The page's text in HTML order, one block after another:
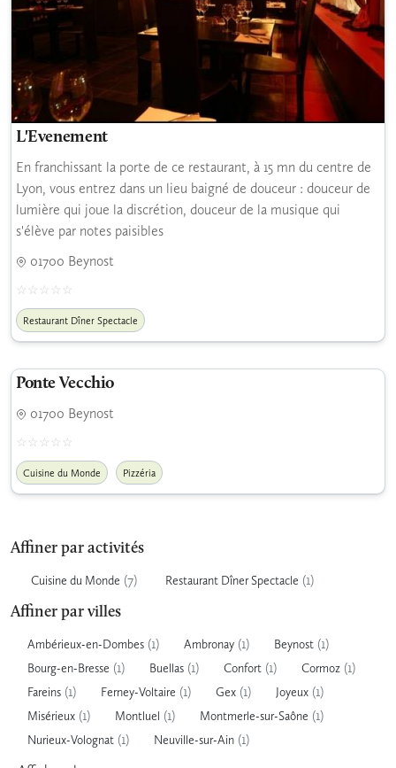
Affiner par activités
Cuisine du Monde (7) Restaurant Dîner Spectacle (1)
Affiner par villes
Ambérieux-en-Dombes (1) Ambronay (1) Beynost (1)
Bourg-en-Bresse (1) Buellas (1) Confort (1) Cormoz (1)
Fareins (1) Ferney-Voltaire (1) Gex (1) Joyeux (1)
Misérieux (1) Montluel (1) Montmerle-sur-Saône (1)
Nurieux-Volognat (1) Neuville-sur-Ain (1)
L'Evenement
En franchissant la porte de ce restaurant, à 15 mn du centre de
Lyon, vous entrez dans un lieu baigné de douceur : douceur de
lumière qui joue la discrétion, douceur de la musique qui
s'élève par notes paisibles
01700 Beynost
Restaurant Dîner Spectacle
Ponte Vecchio
01700 Beynost
Cuisine du Monde Pizzéria